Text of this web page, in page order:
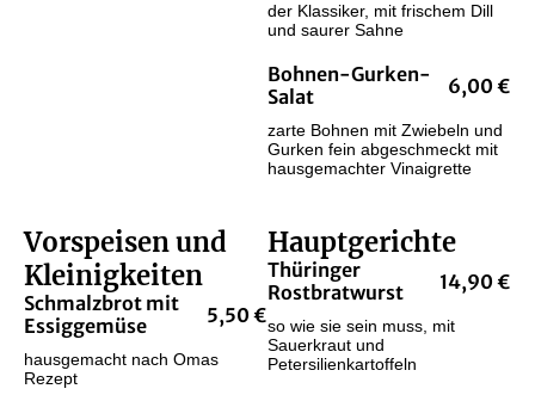
der Klassiker, mit frischem Dill
und saurer Sahne
Bohnen-Gurken-
Salat
6,00 €
zarte Bohnen mit Zwiebeln und
Gurken fein abgeschmeckt mit
hausgemachter Vinaigrette
Vorspeisen und
Kleinigkeiten
Schmalzbrot mit
Essiggemüse
5,50 €
hausgemacht nach Omas
Rezept
Hauptgerichte
Thüringer
Rostbratwurst
14,90 €
so wie sie sein muss, mit
Sauerkraut und
Petersilienkartoffeln